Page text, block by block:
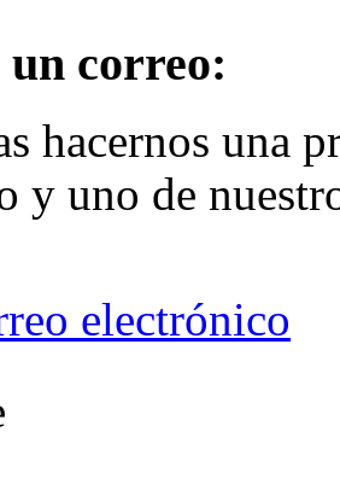
correo:
hacernos una
y uno de
electrónico